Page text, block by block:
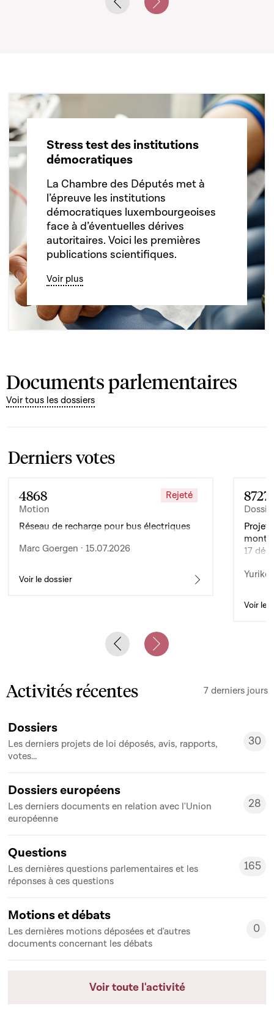
Previous slideNext slide
Stress test des institutions
démocratiques
La Chambre des Députés met à
l’épreuve les institutions
démocratiques luxembourgeoises
face à d’éventuelles dérives
autoritaires. Voici les premières
publications scientifiques.
Voir plus
Documents parlementaires
Voir tous les dossiers
Derniers votes
4868
Motion
Rejeté
Réseau de recharge pour bus électriques
Marc Goergen · 15.07.2026
Voir le dossier
8727
Projet
17
Yuriko
Voir le
Previous slideNext slide
Activités récentes 7 derniers jours
Dossiers
Les derniers projets de loi déposés, avis, rapports,
votes...
30
30
Dossiers européens
Les derniers documents en relation avec l'Union
européenne
28
28
Questions
Les dernières questions parlementaires et les
réponses à ces questions
165
165
Motions et débats
Les dernières motions déposées et d'autres
documents concernant les débats
0
0
Voir toute l'activité